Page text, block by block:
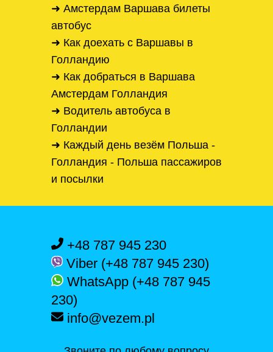
➜ Амстердам Варшава билеты
автобус
➜ Как доехать с Варшавы в
Голландию
➜ Как добраться в Варшава
Амстердам Голландия
➜ Водитель автобуса в
Голландии
➜ Каждый день везём Польша -
Голландия - Польша пассажиров
и посылки
+48 787 945 230
Viber (+48 787 945 230)
WhatsApp (+48 787 945
230)
info@vezem.pl